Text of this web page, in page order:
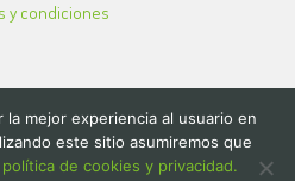
y condiciones
la mejor experiencia al usuario en
este sitio asumiremos que
política de cookies y privacidad.